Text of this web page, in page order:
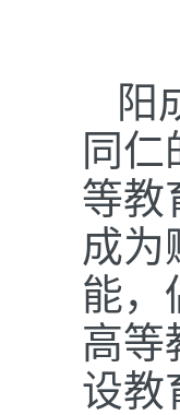
阳
同
等教
成为
能，
高等
设教